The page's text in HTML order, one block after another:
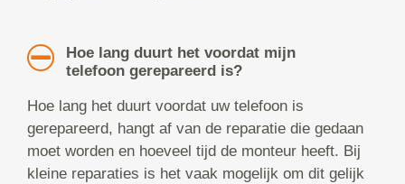
Hoe lang duurt het voordat mijn
telefoon gerepareerd is?
Hoe lang het duurt voordat uw telefoon is
gerepareerd, hangt af van de reparatie die gedaan
moet worden en hoeveel tijd de monteur heeft. Bij
kleine reparaties is het vaak mogelijk om dit gelijk